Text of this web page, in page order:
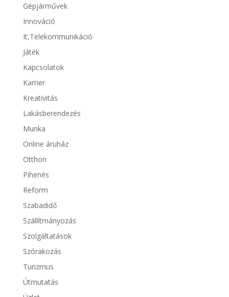
Gépjárművek
Innováció
It,Telekommunikáció
Játék
Kapcsolatok
Karrier
Kreativitás
Lakásberendezés
Munka
Online áruház
Otthon
Pihenés
Reform
Szabadidő
Szállítmányozás
Szolgáltatások
Szórakozás
Turizmus
Útmutatás